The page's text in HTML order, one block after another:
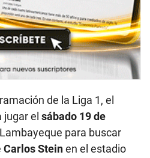
de la Liga 1, el
el sábado 19 de
para buscar
Carlos Steinen el estadio